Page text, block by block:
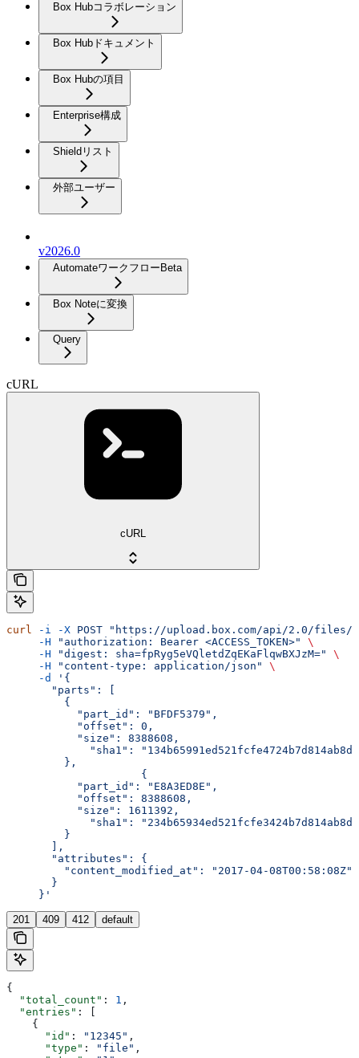
Box Hubコラボレーション
Box Hubドキュメント
Box Hubの項目
Enterprise構成
Shieldリスト
外部ユーザー
v2026.0
Automateワークフロー Beta
Box Noteに変換
Query
cURL
cURL
curl -i -X POST "https://upload.box.com/api/2.0/files/
     -H
"authorization: Bearer <ACCESS_TOKEN>"
\
     -H
"digest: sha=fpRyg5eVQletdZqEKaFlqwBXJzM="
\
     -H
"content-type: application/json"
\
     -d
'{
       "parts": [
         {
           "part_id": "BFDF5379",
           "offset": 0,
           "size": 8388608,
"sha1":
         },
		     {
           "part_id": "E8A3ED8E",
           "offset": 8388608,
           "size": 1611392,
"sha1":
         }
       ],
       "attributes": {
         "content_modified_at": "2017-04-08T00:58:08Z"
       }
     }'
201 409 412 default
{
  "total_count"
: 1 ,
  "entries"
: [
    {
      "id"
: "12345" ,
      "type"
: "file" ,